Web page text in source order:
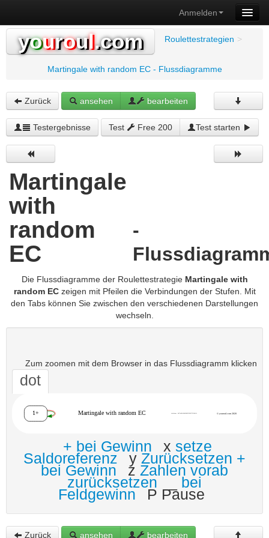
Anmelden
youroul.com Roulettestrategien >
Martingale with random EC - Flussdiagramme
Zurück ansehen bearbeiten
Testergebnisse Test Free 200 Test starten
Martingale
with
random
EC
-
Die Flussdiagramme der Roulettestrategie Martingale with
random ECzeigen mit Pfeilen die Verbindungen der Stufen. Mit
den Tabs können Sie zwischen den verschiedenen Darstellungen
wechseln.
Zum zoomen mit dem Browser in das Flussdiagramm klicken
dot
+ bei Gewinn x setze
Saldoreferenz yZurücksetzen +
bei Gewinn zZahlen vorab
zurücksetzen bei
Feldgewinn P Pause
Zurück ansehen bearbeiten